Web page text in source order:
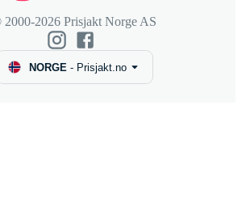
2026 Prisjakt Norge AS
NORGE - Prisjakt.no